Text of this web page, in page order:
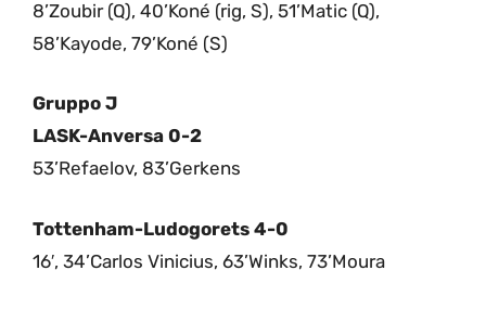
8’Zoubir (Q), 40’Koné (rig, S), 51’Matic (Q),
58’Kayode, 79’Koné (S)
Gruppo J
LASK-Anversa 0-2
53’Refaelov, 83’Gerkens
Tottenham-Ludogorets 4-0
16′, 34’Carlos Vinicius, 63’Winks, 73’Moura